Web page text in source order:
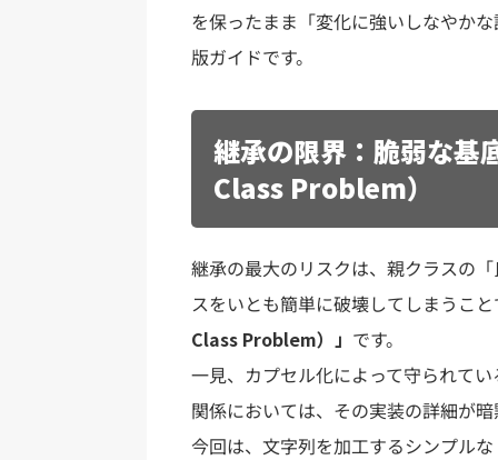
を保ったまま「変化に強いしなやか
版ガイドです。
継承の限界：脆弱な
Class Problem）
継承の最大のリスクは、親クラスの
スをいとも簡単に破壊してしまうこ
Class Problem）」 です。
一見、カプセル化によって守られて
関係においては、その実装の詳細が
今回は、文字列を加工するシンプル